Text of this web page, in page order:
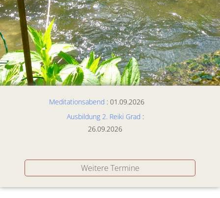
Meditationsabend : 01.09.2026
Ausbildung 2. Reiki Grad :
26.09.2026
Weitere Termine